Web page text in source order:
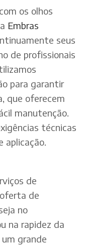
os olhos
Embras
seus
de profissionais
para garantir
que oferecem
manutenção.
técnicas
aplicação.
de
de
no
na rapidez da
grande